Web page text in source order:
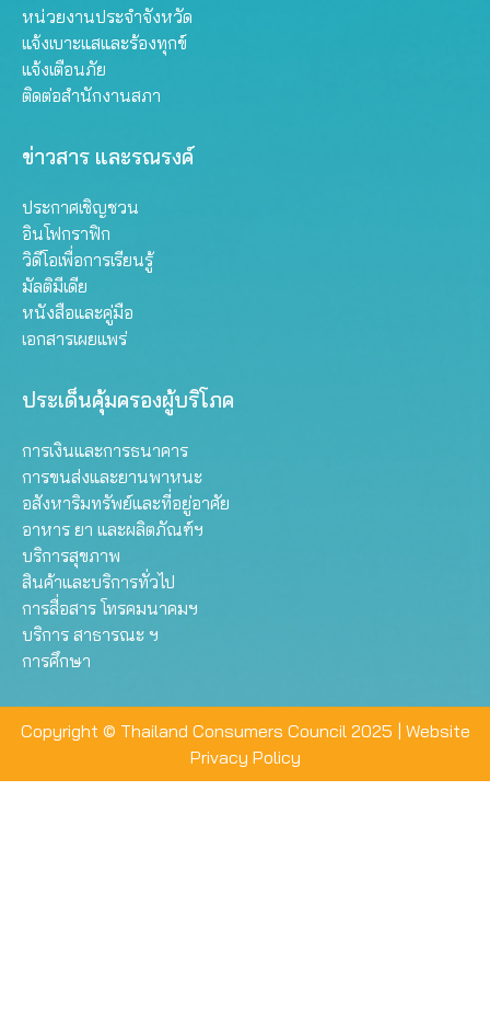
หน่วยงานประจำจังหวัด
แจ้งเบาะแสและร้องทุกข์
แจ้งเตือนภัย
ติดต่อสำนักงานสภา
ข่าวสาร และรณรงค์
ประกาศเชิญชวน
อินโฟกราฟิก
วิดีโอเพื่อการเรียนรู้
มัลติมีเดีย
หนังสือและคู่มือ
เอกสารเผยแพร่
ประเด็นคุ้มครองผู้บริโภค
การเงินและการธนาคาร
การขนส่งและยานพาหนะ
อสังหาริมทรัพย์และที่อยู่อาศัย
อาหาร ยา และผลิตภัณฑ์ฯ
บริการสุขภาพ
สินค้าและบริการทั่วไป
การสื่อสาร โทรคมนาคมฯ
บริการ สาธารณะ ฯ
การศึกษา
Copyright © Thailand Consumers Council 2025 | Website
Privacy Policy